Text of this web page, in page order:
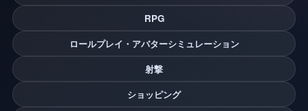
RPG
ロールプレイ・アバターシミュレーション
射撃
ショッピング